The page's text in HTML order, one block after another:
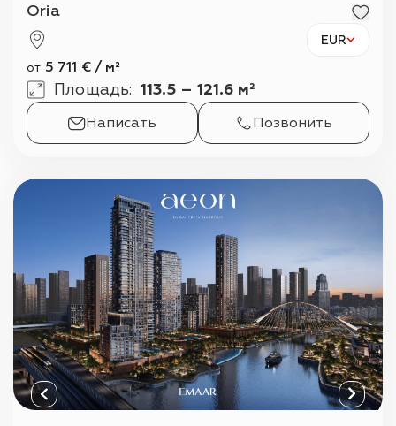
Oria
EUR
от 5 711 € / м²
Площадь: 113.5 – 121.6 м²
Написать Позвонить